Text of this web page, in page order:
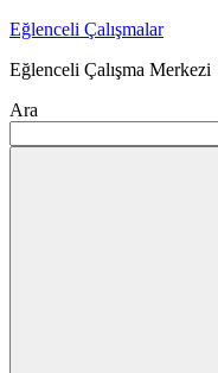
Skip
content
Eğlenceli Çalışmalar
Eğlenceli Çalışma Merkezi
Ara